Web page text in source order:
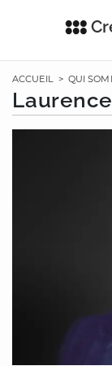
ACCUEIL> QUI
Laurence